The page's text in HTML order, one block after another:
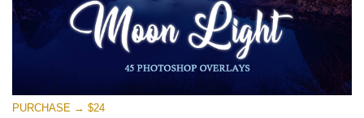
PURCHASE → $24